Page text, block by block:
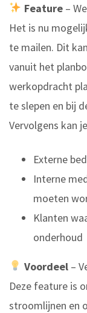
Feature–
Het is nu
te mailen. Dit
vanuit het
werkopdracht
te slepen en bij
Vervolgens kan
Externe
Interne
moeten
Klanten
onderhoud
Voordeel–
Deze feature is
stroomlijnen en